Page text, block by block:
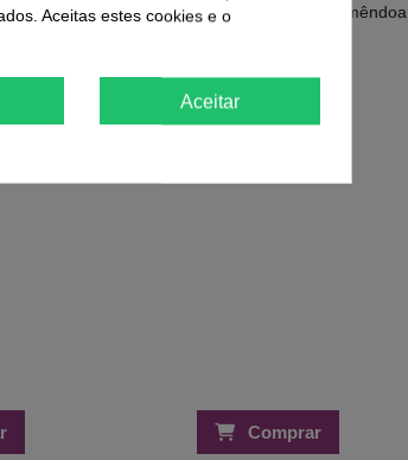
INOCOS Moldes Sandwich Amêndoa
Comprar
Aceitas estes cookies e o
Aceitar